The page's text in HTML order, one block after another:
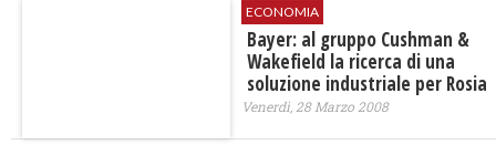
ECONOMIA
Bayer: al gruppo Cushman &
Wakefield la ricerca di una
soluzione industriale per Rosia
Venerdì, 28 Marzo 2008